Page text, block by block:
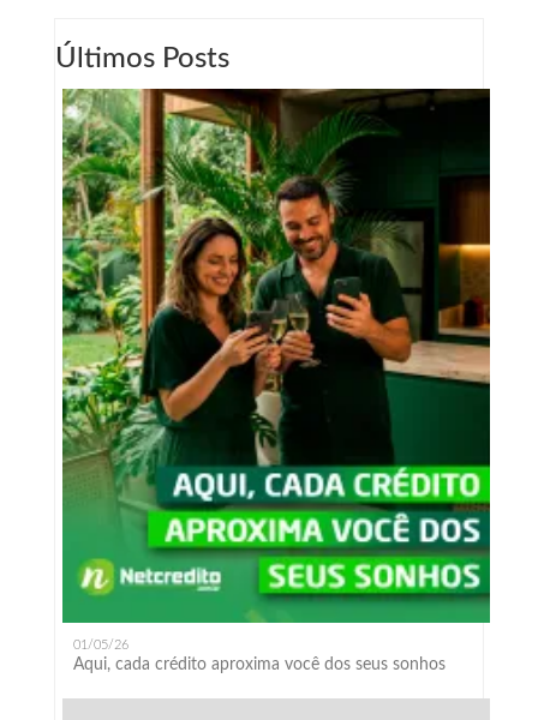
Últimos Posts
01/05/26
Aqui, cada crédito aproxima você dos seus sonhos